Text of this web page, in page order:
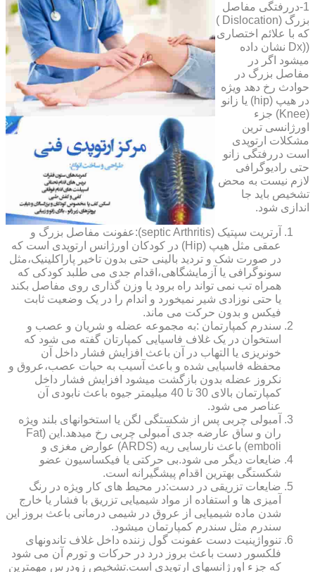
1-دررفتگی مفاصل
بزرگ (Dislocation )
که با علائم اختصاری
((Dx نشان داده
میشود اگر در
مفاصل بزرگ در
حوادث رخ دهد ویژه
در هیپ (hip) یا زانو
(Knee) جزء
اورژانسی ترین
مشکلات ارتوپدی
است دررفتگی زانو
حتی رادیوگرافی
لازم نیست به محض
تشخیص باید جا
اندازی شود.
آرتریت سپتیک (septic Arthritis):عفونت مفاصل بزرگ و
عمقی مثل هیپ (Hip) در کودکان اورژانس ارتوپدی است که
در صورت شک و تردید بالینی حتی بدون تاخیر پاراکلینیک،مثل
سونوگرافی یا آزمایشگاهی،اقدام جدی می طلبد کودکی که
همراه تب نمی تواند راه برود یا وزن گذاری روی مفاصل بکند
یا حتی نوزادی شیر نمیخورد و اندام را در یک وضعیت ثابت
فیکس و بدون حرکت می ماند.
سندرم کمپارتمان :به مجموعه عضله و شریان و عصب و
استخوان در یک غلاف فاسیایی کمپارتان گفته می شود که
خونریزی یا التهاب در آن باعث افزایش فشار داخل آن
محفظه فاسیایی شده و باعث آسیب به حیات عصب،عروق و
نکروز عضله بدون بازگشت میشود افزایش فشار داخل
کمپارتمان بالای 30 تا 40 میلیمتر جیوه باعث نابودی آن
عناصر می شود.
آمبولی چربی پس از شکستگی لگن یا استخوانهای بلند ویژه
ران و ساق عارضه جدی آمبولی چربی رخ میدهد.این (Fat
emboli) باعث نارسایی ریه (ARDS) عوارض مغزی و
ضایعات دیگر می شود.بی حرکتی یا فیکساسیون عضو
شکستگی بهترین اقدام پیشگیرانه است.
ضایعات تزریقی در دست:در محیط های کار ویژه در رنگ
آمیزی ها و استفاده از مواد شیمیایی تزریق با فشار یا خارج
شدن ماده شیمیایی از عروق در شیمی درمانی باعث بروز این
سندرم مثل سندرم کمپارتمان میشود.
تنوواژینیت دست عفونت گول زننده داخل غلاف تاندونهای
فلکسور دست باعث بروز درد در حرکات و تورم آن می شود
که جزء اورژانسهای ارتوپدی است.تشخیص زودرس مهمترین